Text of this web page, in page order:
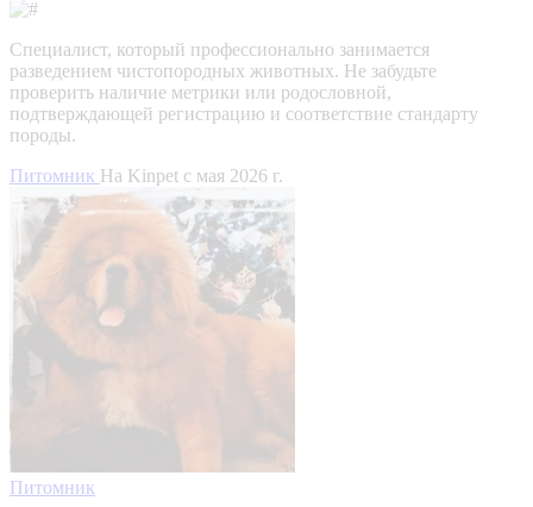
Специалист, который профессионально занимается
разведением чистопородных животных. Не забудьте
проверить наличие метрики или родословной,
подтверждающей регистрацию и соответствие стандарту
породы.
Питомник На Kinpet c мая 2026 г.
Питомник